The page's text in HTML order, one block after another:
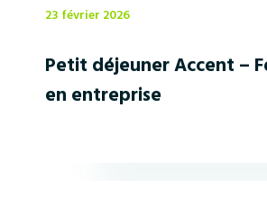
23 février 2026
Petit déjeuner Accent –
en entreprise